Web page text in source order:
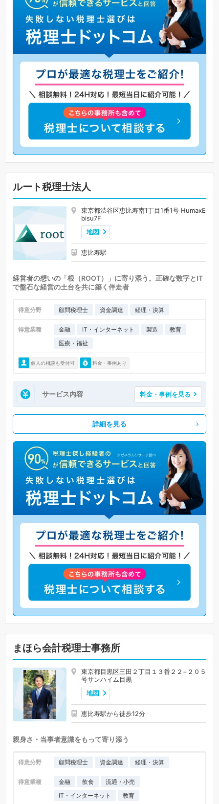
ルート税理士法人
東京都渋谷区恵比寿南1丁目1番1号 HumaxE
bisu7F
地図
恵比寿駅
経営者の想いの「根（ROOT）」に寄り添う。正確な数字とIT
で盤石な経営の土台を共に築く伴走者
得意分野 顧問税理士 資金調達 経理・決算
得意業種 金融 IT・インターネット 製造
教育
医療・福祉
個人の相談も受付可 料金・事例あり
サービス内容 料金・事例を見る
詳細を見る
まほら会計税理士事務所
東京都目黒区三田２丁目１３番２２−２０５
号サンハイム目黒
地図
恵比寿駅から徒歩12分
親身さ・当事者意識をもって寄り添う
得意分野 顧問税理士 資金調達 経理・決算
得意業種 金融 飲食
流通・小売
IT・インターネット
教育